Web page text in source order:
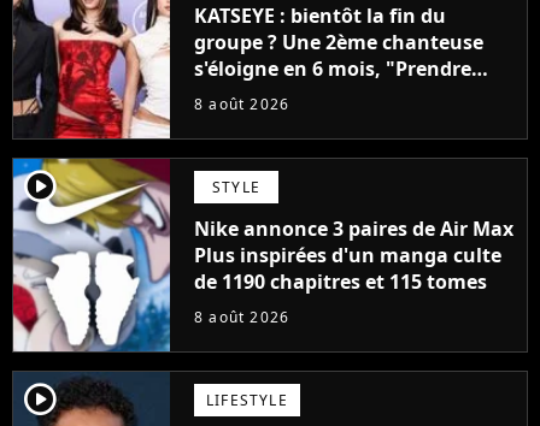
KATSEYE : bientôt la fin du
groupe ? Une 2ème chanteuse
s'éloigne en 6 mois, "Prendre
cette décision n’a pas été facile"
8 août 2026
player2 STYLE
Nike annonce 3 paires de Air Max
Plus inspirées d'un manga culte
de 1190 chapitres et 115 tomes
8 août 2026
player2 LIFESTYLE